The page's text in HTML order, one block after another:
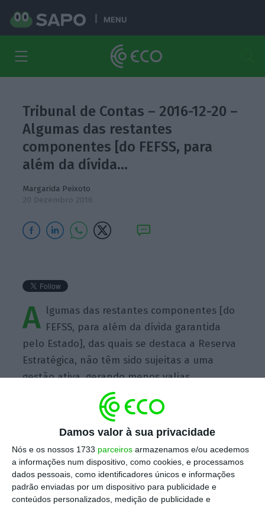
Damos valor à sua privacidade
Nós e os nossos 1733 parceiros armazenamos e/ou acedemos
a informações num dispositivo, como cookies, e processamos
dados pessoais, como identificadores únicos e informações
padrão enviadas por um dispositivo para publicidade e
conteúdos personalizados, medição de publicidade e
MENU
Tribunal de Contas – 2016-12-20 –
Algumas das restantes
componentes [do FEFSS, para
além da dívida…
Margarida Peixoto
20 Dezembro 2016
A lgumas das restantes componentes [do
FEFSS, para além da dívida garantida
pelo Estado], das quais se destaca a Reserva
Estratégica, não têm sido sujeitas a uma
gestão ativa, gerando menos valias
substanciais dissolvidas no desempenho
https://eco.sapo.pt/quote/tribunal-de-contas-2016-12-20-algumas-das-restantes-componentes-do-fefss-para-alem-da-divida-11/ Copiar